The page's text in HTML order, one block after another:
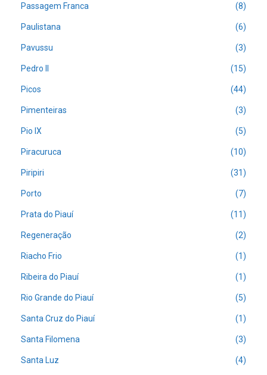
Passagem Franca (8)
Paulistana (6)
Pavussu (3)
Pedro II (15)
Picos (44)
Pimenteiras (3)
Pio IX (5)
Piracuruca (10)
Piripiri (31)
Porto (7)
Prata do Piauí (11)
Regeneração (2)
Riacho Frio (1)
Ribeira do Piauí (1)
Rio Grande do Piauí (5)
Santa Cruz do Piauí (1)
Santa Filomena (3)
Santa Luz (4)